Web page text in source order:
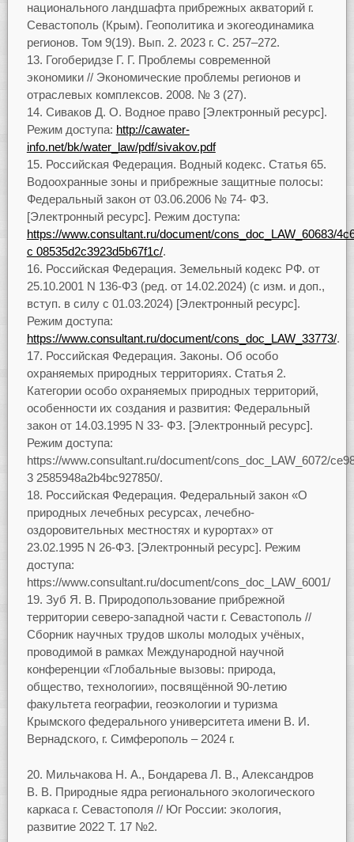
национального ландшафта прибрежных акваторий г.
Севастополь (Крым). Геополитика и экогеодинамика
регионов. Том 9(19). Вып. 2. 2023 г. С. 257–272.
Гогоберидзе Г. Г. Проблемы современной
экономики // Экономические проблемы регионов и
отраслевых комплексов. 2008. № 3 (27).
Сиваков Д. О. Водное право [Электронный ресурс].
Режим доступа: http://cawater-
info.net/bk/water_law/pdf/sivakov.pdf
Российская Федерация. Водный кодекс. Статья 65.
Водоохранные зоны и прибрежные защитные полосы:
Федеральный закон от 03.06.2006 № 74- ФЗ.
[Электронный ресурс]. Режим доступа:
https://www.consultant.ru/document/cons_doc_LAW_60683/
c 08535d2c3923d5b67f1c/.
Российская Федерация. Земельный кодекс РФ. от
25.10.2001 N 136-ФЗ (ред. от 14.02.2024) (с изм. и доп.,
вступ. в силу с 01.03.2024) [Электронный ресурс].
Режим доступа:
https://www.consultant.ru/document/cons_doc_LAW_33773/.
Российская Федерация. Законы. Об особо
охраняемых природных территориях. Статья 2.
Категории особо охраняемых природных территорий,
особенности их создания и развития: Федеральный
закон от 14.03.1995 N 33- ФЗ. [Электронный ресурс].
Режим доступа:
https://www.consultant.ru/document/cons_doc_LAW_6072/
3 2585948a2b4bc927850/.
Российская Федерация. Федеральный закон «О
природных лечебных ресурсах, лечебно-
оздоровительных местностях и курортах» от
23.02.1995 N 26-ФЗ. [Электронный ресурс]. Режим
доступа:
https://www.consultant.ru/document/cons_doc_LAW_6001/
19. Зуб Я. В. Природопользование прибрежной
территории северо-западной части г. Севастополь //
Сборник научных трудов школы молодых учёных,
проводимой в рамках Международной научной
конференции «Глобальные вызовы: природа,
общество, технологии», посвящённой 90-летию
факультета географии, геоэкологии и туризма
Крымского федерального университета имени В. И.
Вернадского, г. Симферополь – 2024 г.
20. Мильчакова Н. А., Бондарева Л. В., Александров
В. В. Природные ядра регионального экологического
каркаса г. Севастополя // Юг России: экология,
развитие 2022 Т. 17 №2.